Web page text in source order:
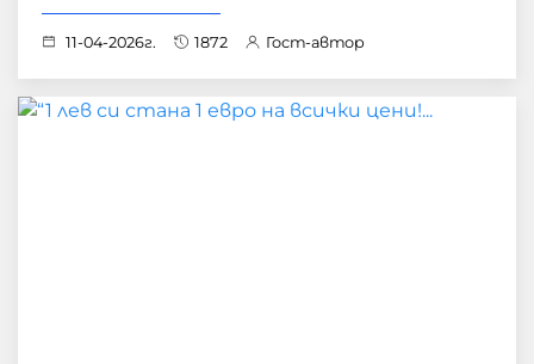
11-04-2026г. 1872 Гост-автор